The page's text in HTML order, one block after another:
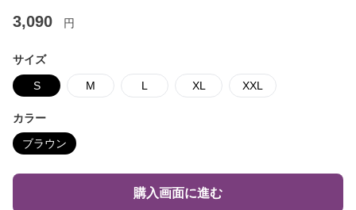
3,090 円
サイズ
S M L XL XXL
カラー
ブラウン
購入画面に進む